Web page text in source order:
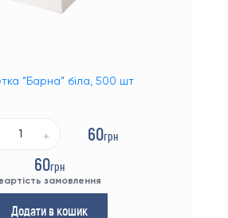
“Барна” біла, 500 шт
+ 60грн
60грн
вартість замовлення
Додати в кошик